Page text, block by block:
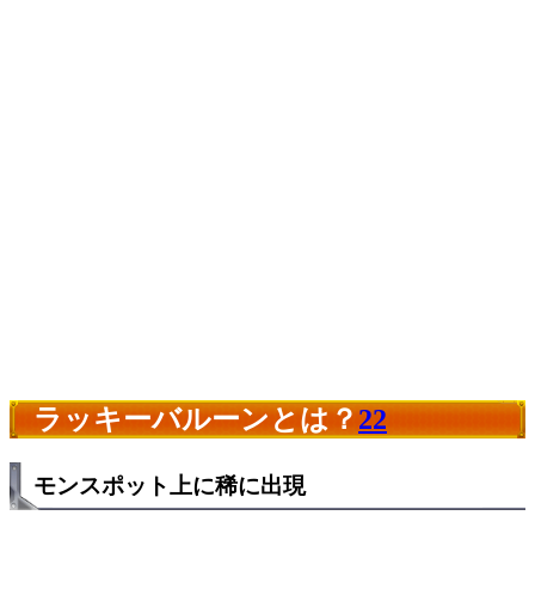
ラッキーバルーンとは？22
モンスポット上に稀に出現